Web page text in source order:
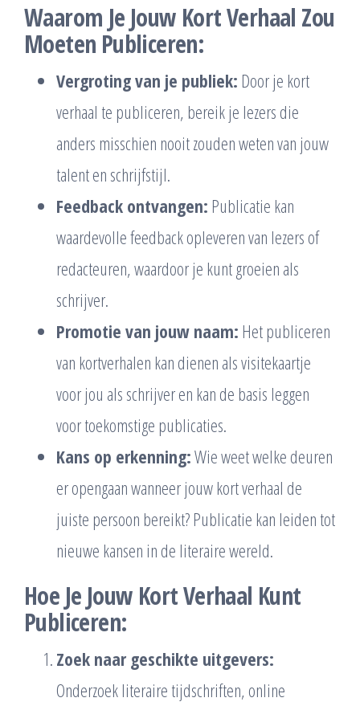
Waarom Je Jouw Kort Verhaal Zou
Moeten Publiceren:
Vergroting van je publiek: Door je kort
verhaal te publiceren, bereik je lezers die
anders misschien nooit zouden weten van jouw
talent en schrijfstijl.
Feedback ontvangen: Publicatie kan
waardevolle feedback opleveren van lezers of
redacteuren, waardoor je kunt groeien als
schrijver.
Promotie van jouw naam: Het publiceren
van kortverhalen kan dienen als visitekaartje
voor jou als schrijver en kan de basis leggen
voor toekomstige publicaties.
Kans op erkenning:Wie weet welke deuren
er opengaan wanneer jouw kort verhaal de
juiste persoon bereikt? Publicatie kan leiden tot
nieuwe kansen in de literaire wereld.
Hoe Je Jouw Kort Verhaal Kunt
Publiceren:
Zoek naar geschikte uitgevers:
Onderzoek literaire tijdschriften, online